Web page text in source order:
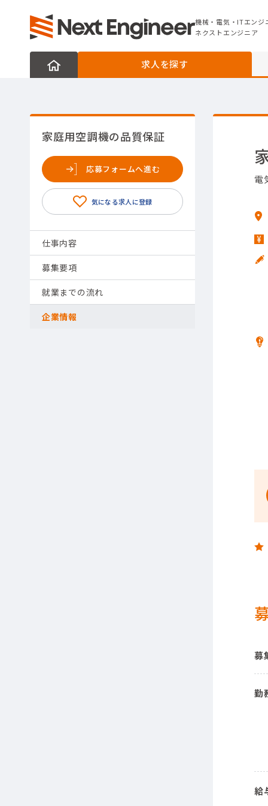
機械・電気・ITエンジニアの転職なら
機械・電気・ITエンジ
ネクストエンジニア
求人を探す
家庭用空調機の品質保証
応募フォームへ進む
仕事内容
募集要項
就業までの流れ
企業情報
電
募
勤
給